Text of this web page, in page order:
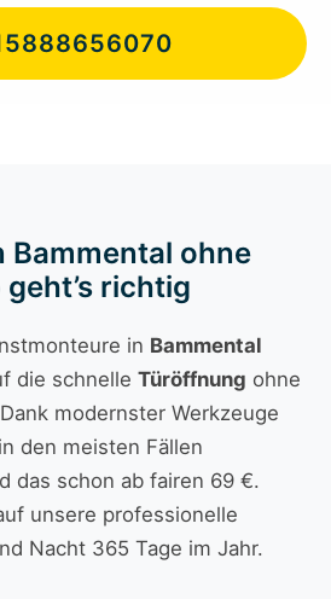
Bammental ohne
richtig
in Bammental
die schnelle Türöffnung ohne
modernster Werkzeuge
den meisten Fällen
das schon ab fairen 69 €.
unsere professionelle
Nacht 365 Tage im Jahr.